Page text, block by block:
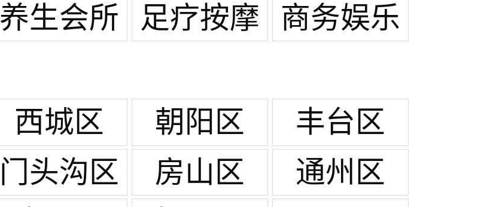
养生会所 足疗按摩
商务娱乐
西城区 朝阳区
丰台区
门头沟区 房山区
通州区